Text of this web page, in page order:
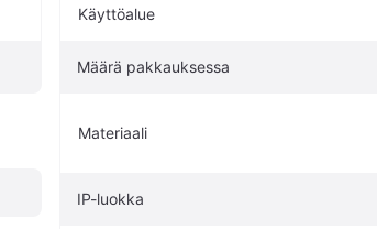
Käyttöalue
Määrä pakkauksessa
Materiaali
IP-luokka